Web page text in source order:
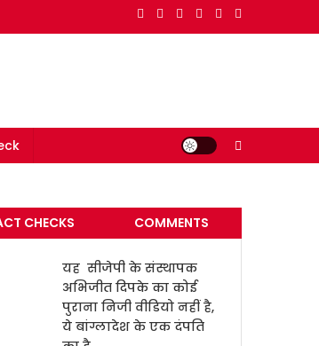
CHECKS COMMENTS
यह सीजेपी के संस्थापक
अभिजीत दिपके का कोई
पुराना निजी वीडियो नहीं है,
ये बांग्लादेश के एक दंपति